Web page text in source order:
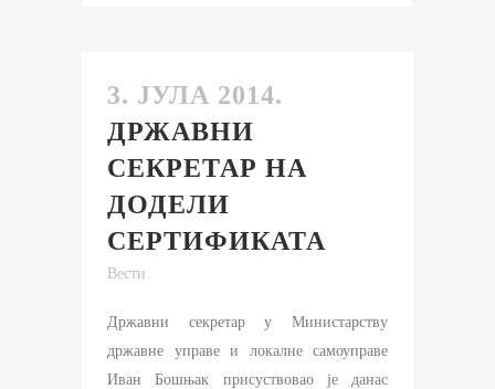
3. ЈУЛА 2014.
ДРЖАВНИ
СЕКРЕТАР НА
ДОДЕЛИ
СЕРТИФИКАТА
Вести
Државни секретар у Министарству
државне управе и локалне самоуправе
Иван Бошњак присуствовао је данас